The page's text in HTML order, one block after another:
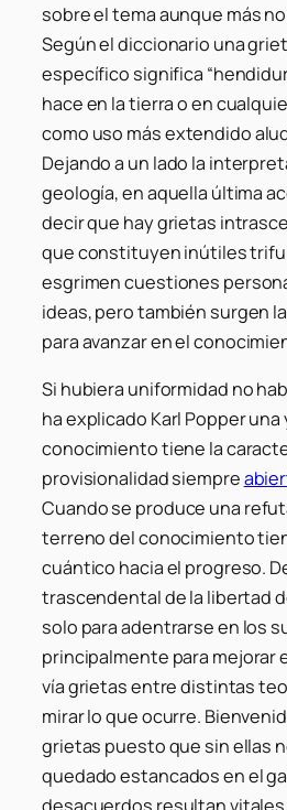
sobre el tema aunque más
Según el diccionario una
específico significa
hace en la tierra o en
como uso más extendido
Dejando a un lado la
geología, en aquella última
decir que hay grietas
que constituyen inútiles
esgrimen cuestiones
ideas, pero también surgen
para avanzar en el
Si hubiera uniformidad no
ha explicado Karl Popper una
conocimiento tiene la
provisionalidad siempre
Cuando se produce una
terreno del conocimiento
cuántico hacia el progreso.
trascendental de la libertad
solo para adentrarse en los
principalmente para mejorar
vía grietas entre distintas
mirar lo que ocurre.
grietas puesto que sin ellas
quedado estancados en el